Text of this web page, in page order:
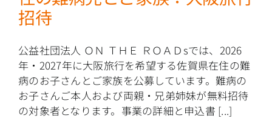
招待
公益社団法人 ＯＮ ＴＨＥ ＲＯＡＤsでは、2026
年・2027年に大阪旅行を希望する佐賀県在住の難
病のお子さんとご家族を公募しています。難病の
お子さんご本人および両親・兄弟姉妹が無料招待
の対象者となります。事業の詳細と申込書 [...]